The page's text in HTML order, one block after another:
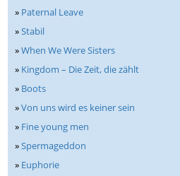
» Paternal Leave
»Stabil
»When We Were Sisters
» Kingdom – Die Zeit, die zählt
» Boots
»Von uns wird es keiner sein
» Fine young men
»Spermageddon
» Euphorie